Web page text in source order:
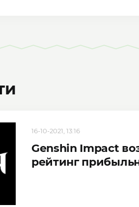
16-10-2021, 13:16
Genshin Impact
рейтинг